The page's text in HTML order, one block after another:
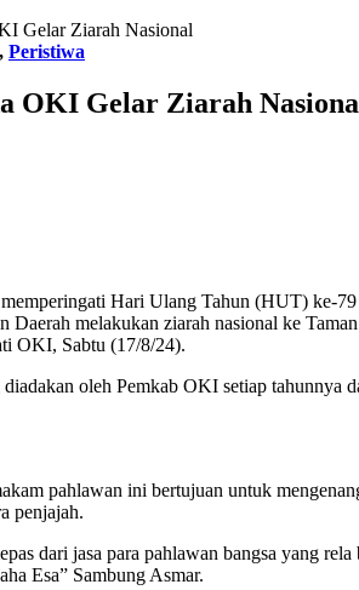
Gelar Ziarah Nasional
, Peristiwa
OKI Gelar Ziarah
Hari Ulang Tahun (HUT) ke-
melakukan ziarah nasional ke
OKI, Sabtu (17/8/24).
oleh Pemkab OKI setiap
pahlawan ini bertujuan untuk
penjajah.
dari jasa para pahlawan bangsa yang
Esa” Sambung Asmar.